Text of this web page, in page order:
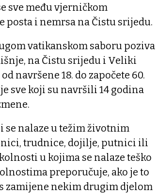
sve među vjerničkom
i nemrsa na Čistu srijedu.
vatikanskom saboru poziva
na Čistu srijedu i Veliki
navršene 18. do započete 60.
sve koji su navršili 14 godina
se nalaze u težim životnim
trudnice, dojilje, putnici ili
u kojima se nalaze teško
preporučuje, ako je to
zamijene nekim drugim djelom